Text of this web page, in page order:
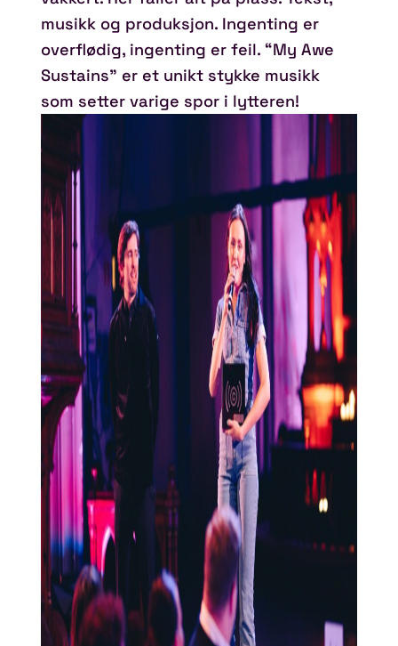
musikk og produksjon. Ingenting er
overflødig, ingenting er feil. “My Awe
Sustains” er et unikt stykke musikk
som setter varige spor i lytteren!